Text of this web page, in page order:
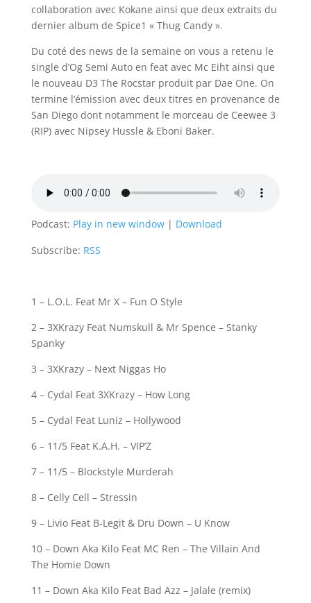
collaboration avec Kokane ainsi que deux extraits du
dernier album de Spice1 « Thug Candy ».
Du coté des news de la semaine on vous a retenu le
single d’Og Semi Auto en feat avec Mc Eiht ainsi que
le nouveau D3 The Rocstar produit par Dae One. On
termine l’émission avec deux titres en provenance de
San Diego dont notamment le morceau de Ceewee 3
(RIP) avec Nipsey Hussle & Eboni Baker.
Podcast: Play in new window| Download
Subscribe: RSS
1 – L.O.L. Feat Mr X – Fun O Style
2 – 3XKrazy Feat Numskull & Mr Spence – Stanky
Spanky
3 – 3XKrazy – Next Niggas Ho
4 – Cydal Feat 3XKrazy – How Long
5 – Cydal Feat Luniz – Hollywood
6 – 11/5 Feat K.A.H. – VIP’Z
7 – 11/5 – Blockstyle Murderah
8 – Celly Cell – Stressin
9 – Livio Feat B-Legit & Dru Down – U Know
10 – Down Aka Kilo Feat MC Ren – The Villain And
The Homie Down
11 – Down Aka Kilo Feat Bad Azz – Jalale (remix)